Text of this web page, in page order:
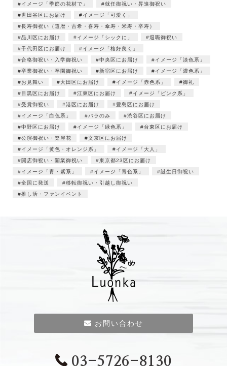
イメージ「季節の花材で」
就任御祝い・昇進御祝い
世田谷区にお届け
イメージ「可愛く」
長寿御祝い（還暦・古希・喜寿・傘寿・米寿・卒寿）
品川区にお届け
イメージ「シックに」
退職御祝い
千代田区にお届け
イメージ「格好良く」
合格御祝い・入学御祝い
中央区にお届け
イメージ「淡色系」
卒業御祝い・卒園御祝い
新宿区にお届け
イメージ「濃色系」
お見舞い
大田区にお届け イメージ「赤色系」
御礼
目黒区にお届け
江東区にお届け
イメージ「ピンク系」
受賞御祝い
港区にお届け
豊島区にお届け
イメージ「白色系」
バラのみ
渋谷区にお届け
中野区にお届け
イメージ「緑色系」
台東区にお届け
公演御祝い・楽屋花
文京区にお届け
イメージ「黄色・オレンジ系」
イメージ「大人」
開店御祝い・開業御祝い
東京都23区にお届け
イメージ「青・紫系」
イメージ「青色系」
誕生日御祝い
全国に発送
移転御祝い・引越し御祝い
推し活・ファンイベント
お問い合わせ
03-5726-8130